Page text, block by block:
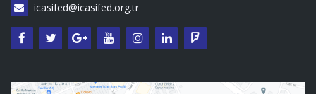
icasifed@icasifed.org.tr